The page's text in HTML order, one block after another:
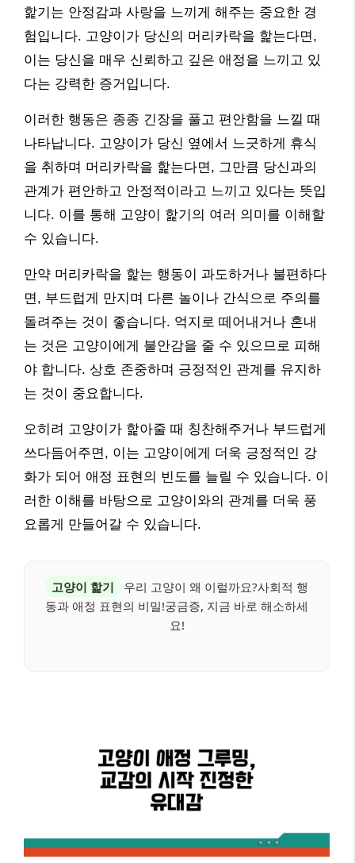
핥기는 안정감과 사랑을 느끼게 해주는 중요한 경
험입니다. 고양이가 당신의 머리카락을 핥는다면,
이는 당신을 매우 신뢰하고 깊은 애정을 느끼고 있
다는 강력한 증거입니다.
이러한 행동은 종종 긴장을 풀고 편안함을 느낄 때
나타납니다. 고양이가 당신 옆에서 느긋하게 휴식
을 취하며 머리카락을 핥는다면, 그만큼 당신과의
관계가 편안하고 안정적이라고 느끼고 있다는 뜻입
니다. 이를 통해 고양이 핥기의 여러 의미를 이해할
수 있습니다.
만약 머리카락을 핥는 행동이 과도하거나 불편하다
면, 부드럽게 만지며 다른 놀이나 간식으로 주의를
돌려주는 것이 좋습니다. 억지로 떼어내거나 혼내
는 것은 고양이에게 불안감을 줄 수 있으므로 피해
야 합니다. 상호 존중하며 긍정적인 관계를 유지하
는 것이 중요합니다.
오히려 고양이가 핥아줄 때 칭찬해주거나 부드럽게
쓰다듬어주면, 이는 고양이에게 더욱 긍정적인 강
화가 되어 애정 표현의 빈도를 늘릴 수 있습니다. 이
러한 이해를 바탕으로 고양이와의 관계를 더욱 풍
요롭게 만들어갈 수 있습니다.
고양이 핥기
우리 고양이 왜 이럴까요?사회적 행
동과 애정 표현의 비밀!궁금증, 지금 바로 해소하세
요!